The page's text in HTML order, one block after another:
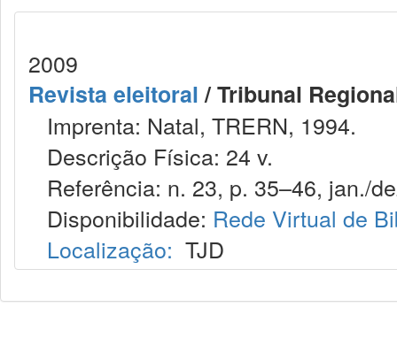
2009
Revista eleitoral/ Tribunal
Imprenta: Natal, TRERN, 1994.
Descrição Física: 24 v.
Referência: n. 23, p. 35–46, jan./
Disponibilidade: Rede Virtual de
Localização: TJD